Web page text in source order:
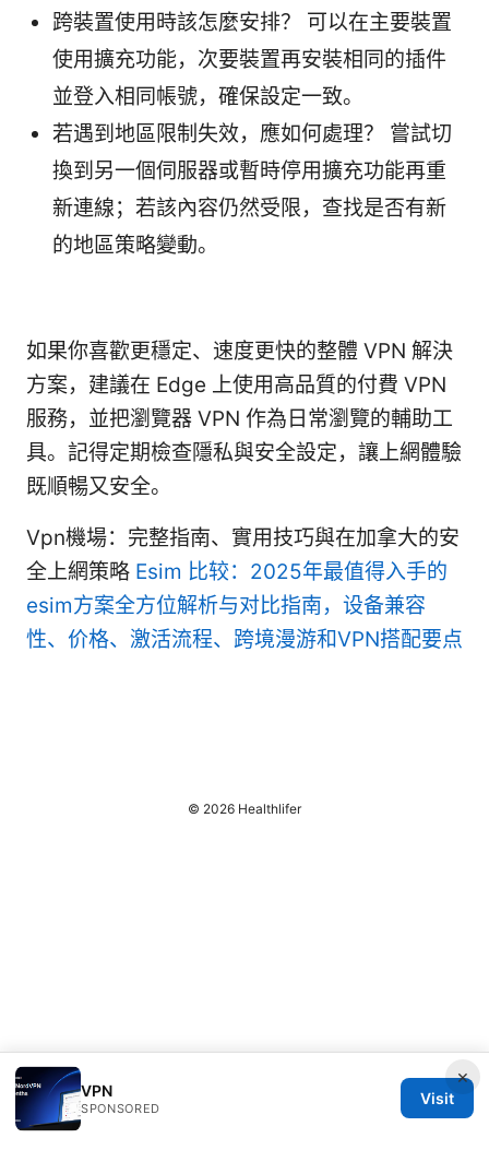
跨裝置使用時該怎麼安排？ 可以在主要裝置
使用擴充功能，次要裝置再安裝相同的插件
並登入相同帳號，確保設定一致。
若遇到地區限制失效，應如何處理？ 嘗試切
換到另一個伺服器或暫時停用擴充功能再重
新連線；若該內容仍然受限，查找是否有新
的地區策略變動。
如果你喜歡更穩定、速度更快的整體 VPN 解決
方案，建議在 Edge 上使用高品質的付費 VPN
服務，並把瀏覽器 VPN 作為日常瀏覽的輔助工
具。記得定期檢查隱私與安全設定，讓上網體驗
既順暢又安全。
Vpn機場：完整指南、實用技巧與在加拿大的安
全上網策略 Esim 比较：2025年最值得入手的
esim方案全方位解析与对比指南，设备兼容
性、价格、激活流程、跨境漫游和VPN搭配要点
×
VPN
SPONSORED
Visit
© 2026 Healthlifer